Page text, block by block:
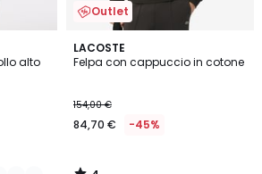
alto
Outlet
LACOSTE
Felpa con cappuccio in cotone
154,00 €
84,70 € -45%
4
/